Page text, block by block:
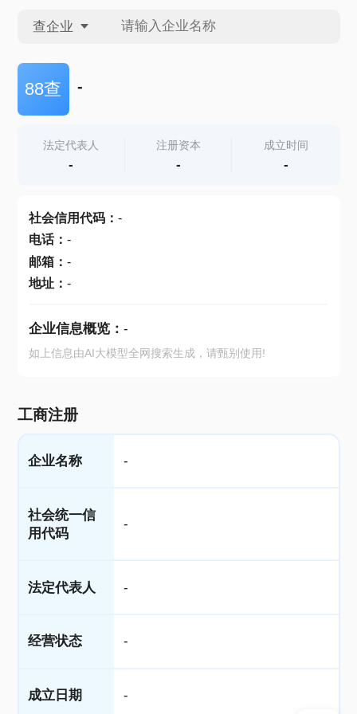
查企业
查企业
查产地
88查 -
法定代表人
-
注册资本
-
成立时间
-
社会信用代码： -
电话： -
邮箱： -
地址： -
企业信息概览： -
如上信息由AI大模型全网搜索生成，请甄别使用!
工商注册
企业名称 -
社会统一信
用代码
-
法定代表人 -
经营状态 -
成立日期 -